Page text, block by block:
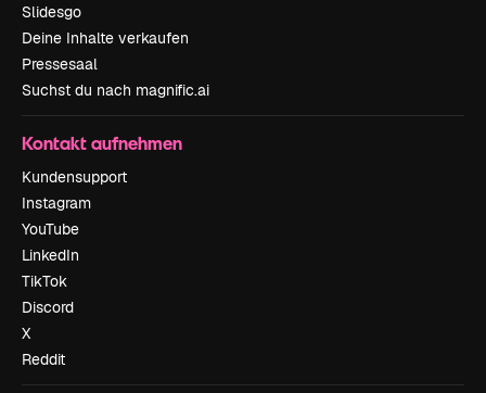
Slidesgo
Deine Inhalte verkaufen
Pressesaal
Suchst du nach magnific.ai
Kontakt aufnehmen
Kundensupport
Instagram
YouTube
LinkedIn
TikTok
Discord
X
Reddit